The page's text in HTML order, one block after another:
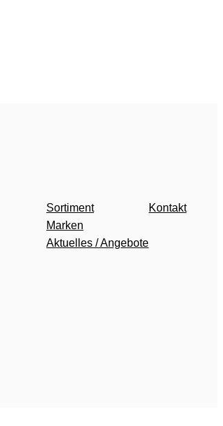
Sortiment
Marken
Aktuelles / Angebote
Kontakt